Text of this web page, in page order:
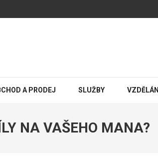
A PRODEJ SLUŽBY VZDĚLÁNÍ
NA VAŠEHO MANA?